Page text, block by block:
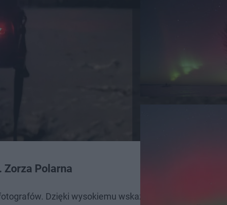
Polarna
Dzięki wysokiemu wskaźnikowi KP (aktywności